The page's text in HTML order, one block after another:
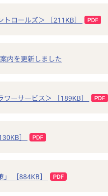
トロールズ＞ ［211KB］
内を更新しました
ワーサービス＞ ［189KB］
］
［884KB］